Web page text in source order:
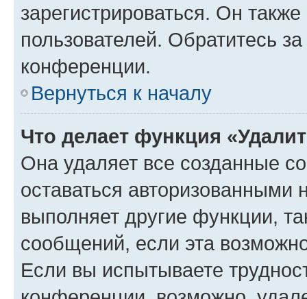
зарегистрироваться. Он
пользователей. Обратитесь
конференции.
Вернуться к началу
Что делает функция
Она удаляет все созданные
оставаться авторизованными
выполняет другие функции,
сообщений, если эта
Если вы испытываете